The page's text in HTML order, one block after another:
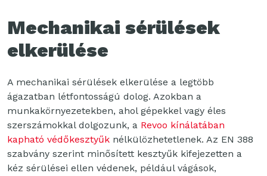
Mechanikai sérülések
elkerülése
A mechanikai sérülések elkerülése a legtöbb
ágazatban létfontosságú dolog. Azokban a
munkakörnyezetekben, ahol gépekkel vagy éles
szerszámokkal dolgozunk, a Revoo kínálatában
kapható védőkesztyűk nélkülözhetetlenek. Az EN 388
szabvány szerint minősített kesztyűk kifejezetten a
kéz sérülései ellen védenek, például vágások,